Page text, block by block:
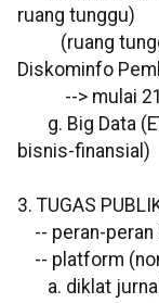
ruang tunggu)
(ruang tunggu
Diskominfo
--> mulai 21
g. Big Data
bisnis-finansial)
3. TUGAS
-- peran-
-- platform
a. diklat